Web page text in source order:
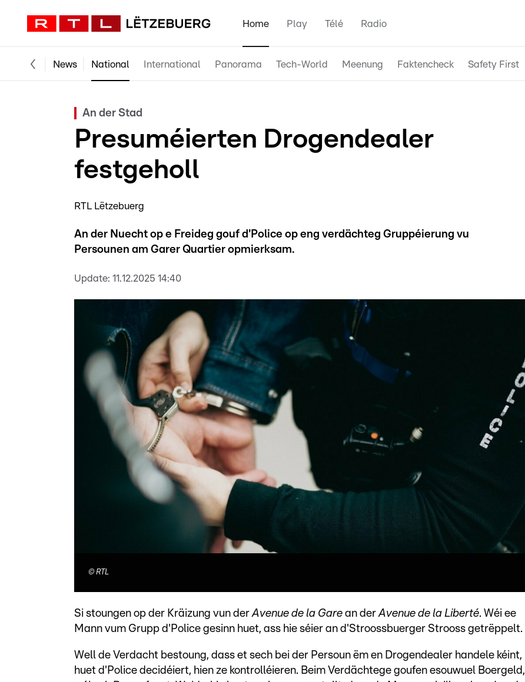
Home Play Télé Radio
News National International Panorama Tech-World Meenung Faktencheck Safety First
An der Stad
Presuméierten Drogendealer
festgeholl
RTL Lëtzebuerg
An der Nuecht op e Freideg gouf d'Police op eng verdächteg Gruppéierung vu
Persounen am Garer Quartier opmierksam.
Update: 11.12.2025 14:40
© RTL
Si stoungen op der Kräizung vun derAvenue de la Gare an derAvenue de la Liberté. Wéi ee
Mann vum Grupp d'Police gesinn huet, ass hie séier an d'Stroossbuerger Strooss getrëppelt.
Well de Verdacht bestoung, dass et sech bei der Persoun ëm en Drogendealer handele kéint,
huet d'Police decidéiert, hien ze kontrolléieren. Beim Verdächtege goufen esouwuel Boergeld,